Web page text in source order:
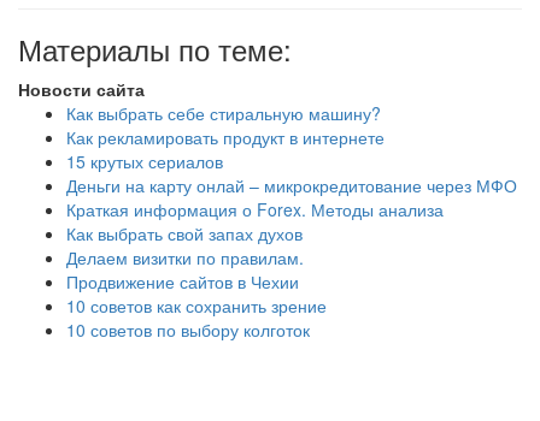
Материалы по теме:
Новости сайта
Как выбрать себе стиральную машину?
Как рекламировать продукт в интернете
15 крутых сериалов
Деньги на карту онлай – микрокредитование через МФО
Краткая информация о Forex. Методы анализа
Как выбрать свой запах духов
Делаем визитки по правилам.
Продвижение сайтов в Чехии
10 советов как сохранить зрение
10 советов по выбору колготок